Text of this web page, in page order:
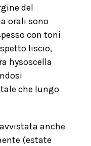
del
orali sono
con toni
liscio,
hysoscella
che lungo
anche
(estate